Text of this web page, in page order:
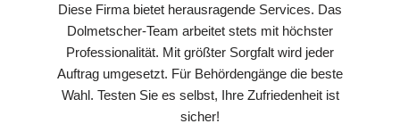
Diese Firma bietet herausragende Services. Das
Dolmetscher-Team arbeitet stets mit höchster
Professionalität. Mit größter Sorgfalt wird jeder
Auftrag umgesetzt. Für Behördengänge die beste
Wahl. Testen Sie es selbst, Ihre Zufriedenheit ist
sicher!